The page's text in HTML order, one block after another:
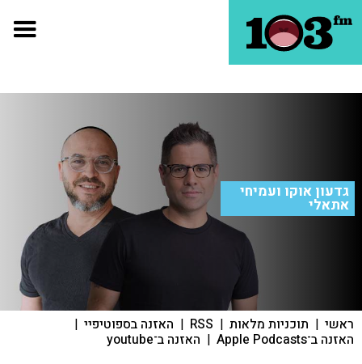
גדעון אוקו ועמיחי
אתאלי
ראשי | תוכניות מלאות |
RSS
| האזנה בספוטיפיי |
האזנה ב־Apple Podcasts | האזנה ב־youtube